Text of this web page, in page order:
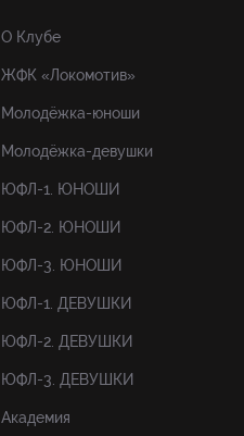
О Клубе
ЖФК «Локомотив»
Молодёжка-юноши
Молодёжка-девушки
ЮФЛ-1. ЮНОШИ
ЮФЛ-2. ЮНОШИ
ЮФЛ-3. ЮНОШИ
ЮФЛ-1. ДЕВУШКИ
ЮФЛ-2. ДЕВУШКИ
ЮФЛ-3. ДЕВУШКИ
Академия